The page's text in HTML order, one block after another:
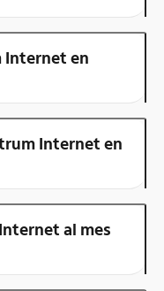
Internet en
Internet en
al mes